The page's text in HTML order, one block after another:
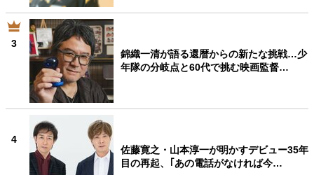
3
錦織一清が語る還暦からの新たな挑戦…少
年隊の分岐点と60代で挑む映画監督…
4
佐藤寛之・山本淳一が明かすデビュー35年
目の再起、｢あの電話がなければ今…